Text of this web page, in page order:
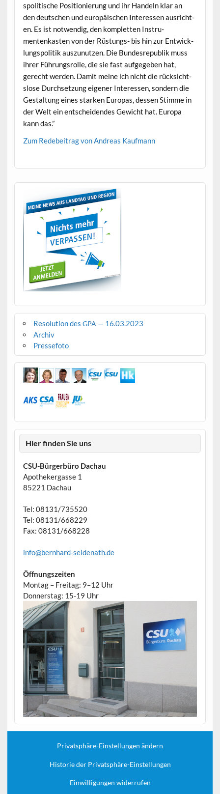
spoli­tis­che Posi­tion­ierung und ihr Han­deln klar an
den deutschen und europäis­chen Inter­essen aus­richt­
en. Es ist notwendig, den kom­plet­ten Instru­
mentenkas­ten von der Rüs­tungs- bis hin zur Entwick­
lungspoli­tik auszunutzen. Die Bun­desre­pub­lik muss
ihrer Führungsrolle, die sie fast aufgegeben hat,
gerecht wer­den. Damit meine ich nicht die rück­sicht­
slose Durch­set­zung eigen­er Inter­essen, son­dern die
Gestal­tung eines starken Europas, dessen Stimme in
der Welt ein entschei­den­des Gewicht hat. Europa
kann das.”
Zum Rede­beitrag von Andreas Kaufmann
Resolution des GPA — 16.03.2023
Archiv
Pressefoto
Hier finden Sie uns
CSU-Bürgerbüro Dachau
Apothekergasse 1
85221 Dachau
Tel: 08131/735520
Tel: 08131/668229
Fax: 08131/668228
info@bernhard-seidenath.de
Öffnungszeiten
Montag – Freitag: 9–12 Uhr
Donnerstag: 15-19 Uhr
Privatsphäre-Einstellungen ändern
Historie der Privatsphäre-Einstellungen
Einwilligungen widerrufen